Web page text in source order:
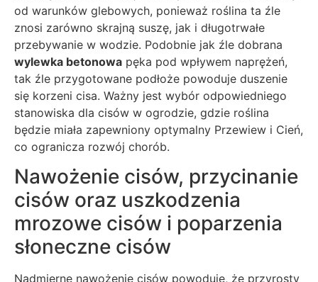
od warunków glebowych, ponieważ roślina ta źle
znosi zarówno skrajną suszę, jak i długotrwałe
przebywanie w wodzie. Podobnie jak źle dobrana
wylewka betonowa pęka pod wpływem naprężeń,
tak źle przygotowane podłoże powoduje duszenie
się korzeni cisa. Ważny jest wybór odpowiedniego
stanowiska dla cisów w ogrodzie, gdzie roślina
będzie miała zapewniony optymalny Przewiew i Cień,
co ogranicza rozwój chorób.
Nawożenie cisów, przycinanie
cisów oraz uszkodzenia
mrozowe cisów i poparzenia
słoneczne cisów
Nadmierne nawożenie cisów powoduje, że przyrosty